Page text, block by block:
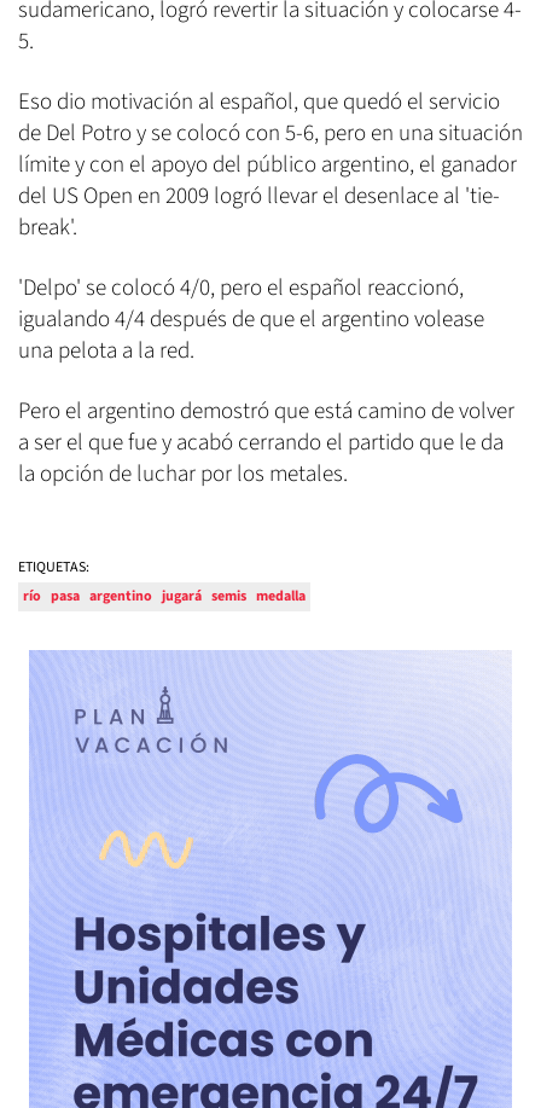
sudamericano, logró revertir la situación y colocarse 4-
5.
Eso dio motivación al español, que quedó el servicio
de Del Potro y se colocó con 5-6, pero en una situación
límite y con el apoyo del público argentino, el ganador
del US Open en 2009 logró llevar el desenlace al 'tie-
break'.
'Delpo' se colocó 4/0, pero el español reaccionó,
igualando 4/4 después de que el argentino volease
una pelota a la red.
Pero el argentino demostró que está camino de volver
a ser el que fue y acabó cerrando el partido que le da
la opción de luchar por los metales.
ETIQUETAS:
río pasa argentino jugará semis medalla